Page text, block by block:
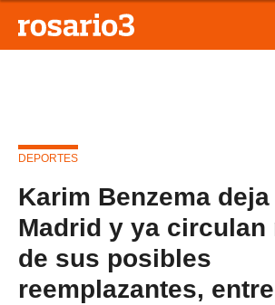
DEPORTES
Karim Benzema deja
Madrid y ya circulan
de sus posibles
reemplazantes,